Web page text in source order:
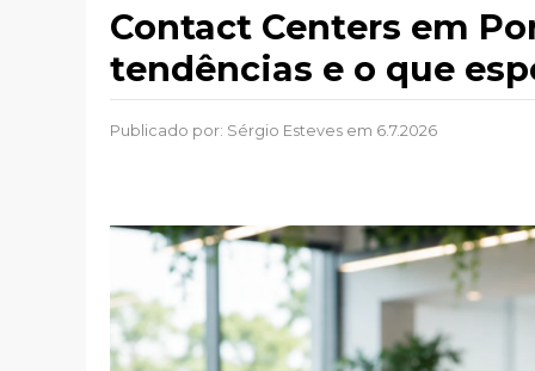
Contact Centers em
tendências e o que
Publicado por: Sérgio Esteves em 6.7.2026